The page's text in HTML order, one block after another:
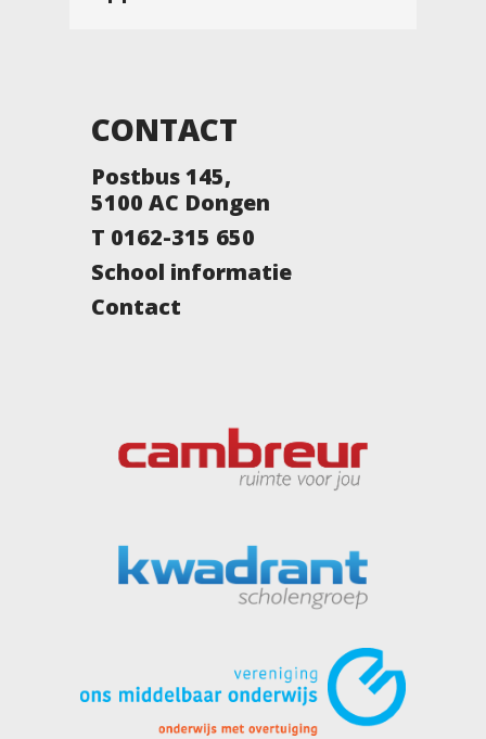
CONTACT
Postbus 145,
5100 AC Dongen
T 0162-315 650
School informatie
Contact